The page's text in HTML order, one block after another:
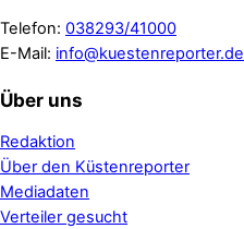
Telefon: 038293/41000
E-Mail: info@kuestenreporter.de
Über uns
Redaktion
Über den Küstenreporter
Mediadaten
Verteiler gesucht